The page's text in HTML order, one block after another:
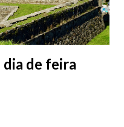
de feira